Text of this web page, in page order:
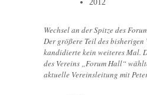
2012
Wechsel an der Spitze des
Der größere Teil des bisherigen
kandidierte kein weiteres Mal.
des Vereins „Forum Hall“
aktuelle Vereinsleitung mit